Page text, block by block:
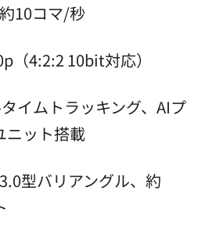
10コマ/秒
（4:2:2 10bit対応）
イムトラッキング、AIプ
ニット搭載
型バリアングル、約